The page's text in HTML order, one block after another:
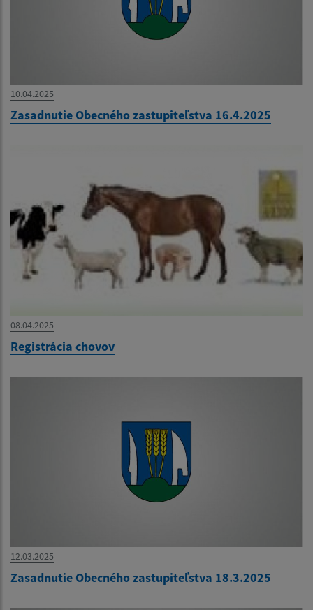
10.04.2025
Zasadnutie Obecného zastupiteľstva 16.4.2025
08.04.2025
Registrácia chovov
12.03.2025
Zasadnutie Obecného zastupiteľstva 18.3.2025